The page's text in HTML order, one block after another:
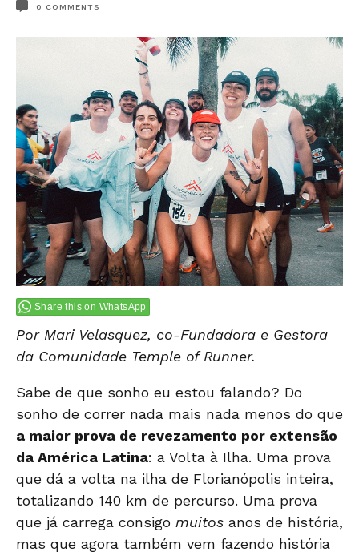
0 COMMENTS
Share this on WhatsApp
Por Mari Velasquez, co-Fundadora e Gestora
da Comunidade Temple of Runner.
Sabe de que sonho eu estou falando? Do
sonho de correr nada mais nada menos do que
a maior prova de revezamento por extensão
da América Latina: a Volta à Ilha. Uma prova
que dá a volta na ilha de Florianópolis inteira,
totalizando 140 km de percurso. Uma prova
que já carrega consigo muitos anos de história,
mas que agora também vem fazendo história